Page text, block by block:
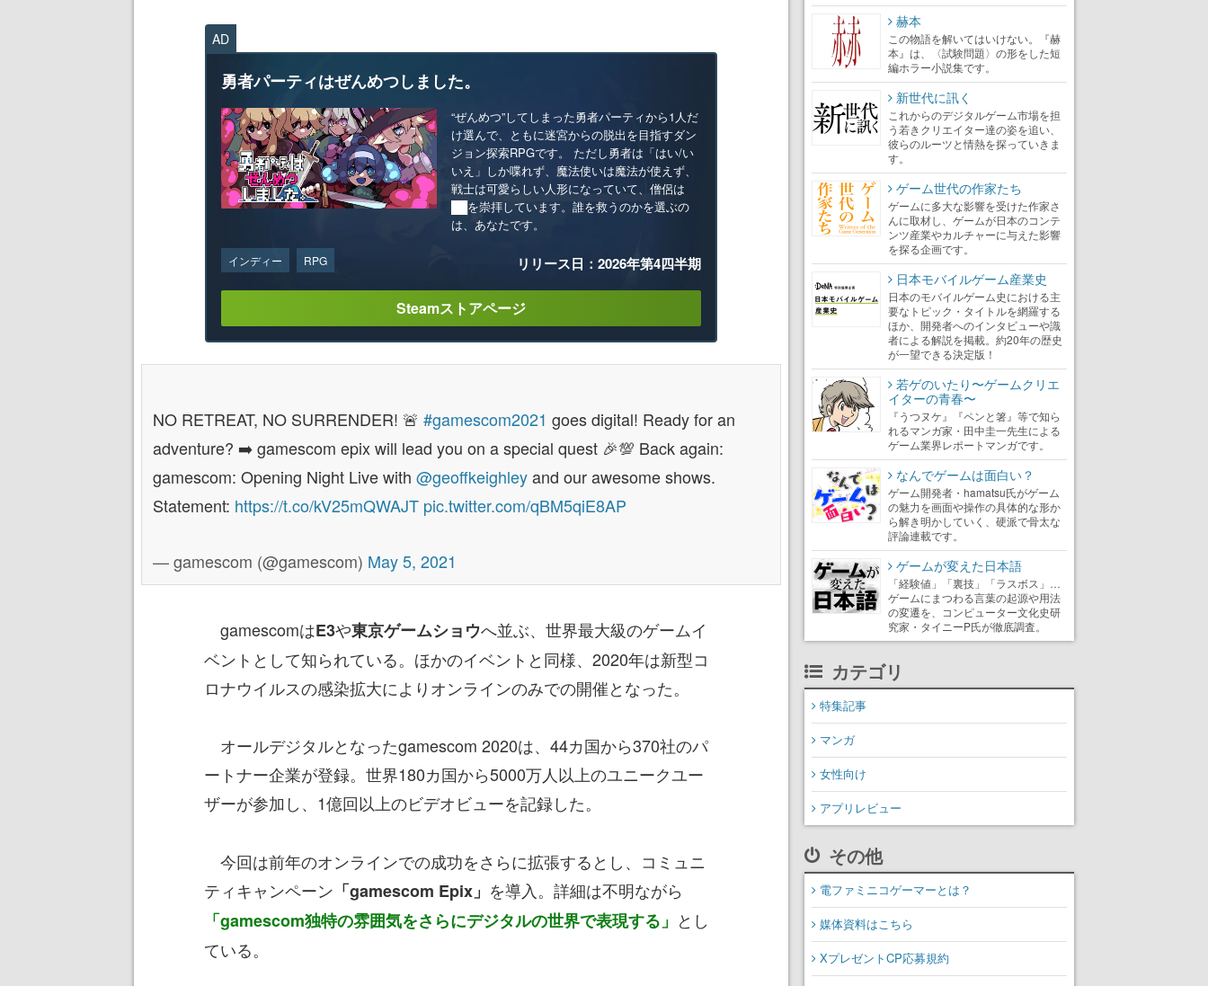
AD
勇者パーティはぜんめつしました。
“ぜんめつ”してしまった勇者パーティから1人だ
け選んで、ともに迷宮からの脱出を目指すダン
ジョン探索RPGです。 ただし勇者は「はい/い
いえ」しか喋れず、魔法使いは魔法が使えず、
戦士は可愛らしい人形になっていて、僧侶は
██を崇拝しています。誰を救うのかを選ぶの
は、あなたです。
インディー RPG リリース日：2026年第4四半期
Steamストアページ
NO RETREAT, NO SURRENDER! 🚨 #gamescom2021 goes digital! Ready for an
adventure? ➡️ gamescom epix will lead you on a special quest 🎉💯 Back again:
gamescom: Opening Night Live with @geoffkeighleyand our awesome shows.
Statement: https://t.co/kV25mQWAJT pic.twitter.com/qBM5qiE8AP
— gamescom (@gamescom) May 5, 2021
gamescomはE3や東京ゲームショウへ並ぶ、世界最大級のゲームイ
ベントとして知られている。ほかのイベントと同様、2020年は新型コ
ロナウイルスの感染拡大によりオンラインのみでの開催となった。
オールデジタルとなったgamescom 2020は、44カ国から370社のパ
ートナー企業が登録。世界180カ国から5000万人以上のユニークユー
ザーが参加し、1億回以上のビデオビューを記録した。
今回は前年のオンラインでの成功をさらに拡張するとし、コミュニ
ティキャンペーン 「gamescom Epix」 を導入。詳細は不明ながら
「gamescom独特の雰囲気をさらにデジタルの世界で表現する」 とし
ている。
赫本
この物語を解いてはいけない。『赫
本』は、〈試験問題〉の形をした短
編ホラー小説集です。
新世代に訊く
これからのデジタルゲーム市場を担
う若きクリエイター達の姿を追い、
彼らのルーツと情熱を探っていきま
す。
ゲーム世代の作家たち
ゲームに多大な影響を受けた作家さ
んに取材し、ゲームが日本のコンテ
ンツ産業やカルチャーに与えた影響
を探る企画です。
日本モバイルゲーム産業史
日本のモバイルゲーム史における主
要なトピック・タイトルを網羅する
ほか、開発者へのインタビューや識
者による解説を掲載。約20年の歴史
が一望できる決定版！
若ゲのいたり〜ゲームクリエ
イターの青春〜
『うつヌケ』『ペンと箸』等で知ら
れるマンガ家・田中圭一先生による
ゲーム業界レポートマンガです。
なんでゲームは面白い？
ゲーム開発者・hamatsu氏がゲーム
の魅力を画面や操作の具体的な形か
ら解き明かしていく、硬派で骨太な
評論連載です。
ゲームが変えた日本語
「経験値」「裏技」「ラスボス」…
ゲームにまつわる言葉の起源や用法
の変遷を、コンピューター文化史研
究家・タイニーP氏が徹底調査。
カテゴリ
特集記事
マンガ
女性向け
アプリレビュー
その他
電ファミニコゲーマーとは？
媒体資料はこちら
XプレゼントCP応募規約